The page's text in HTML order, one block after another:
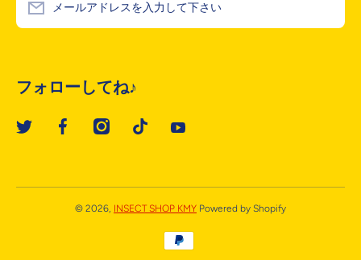
メールアドレスを入力して下さい
フォローしてね♪
twittercom/@towa_06171088
facebookcom/kmyinsectshop
instagramcom/insect_shop_kmy
vttiktokcom/ZSR1MnSkd/
youtubecom/channel/
© 2026, INSECT SHOP KMY Powered by Shopify
お支払い方法